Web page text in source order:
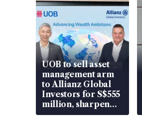
UOB to sell asset
management arm
to Allianz Global
Investors for S$555
million, sharpen
wealth advisory